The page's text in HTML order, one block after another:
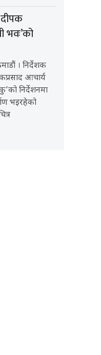
भवः’को
। निर्देशक
आचार्य
निर्देशनमा
भइरहेको